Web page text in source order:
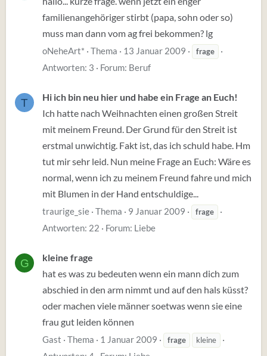
familienangehöriger stirbt (papa, sohn oder so)
muss man dann vom ag frei bekommen? lg
oNeheArt* Thema 13 Januar 2009 frage
Antworten: 3 Forum: Beruf
T
Hi ich bin neu hier und habe ein Frage an Euch!
Ich hatte nach Weihnachten einen großen Streit
mit meinem Freund. Der Grund für den Streit ist
erstmal unwichtig. Fakt ist, das ich schuld habe. Hm
tut mir sehr leid. Nun meine Frage an Euch: Wäre es
normal, wenn ich zu meinem Freund fahre und mich
mit Blumen in der Hand entschuldige...
traurige_sie Thema 9 Januar 2009 frage
Antworten: 22 Forum: Liebe
G
kleine frage
hat es was zu bedeuten wenn ein mann dich zum
abschied in den arm nimmt und auf den hals küsst?
oder machen viele männer soetwas wenn sie eine
frau gut leiden können
Gast Thema 1 Januar 2009 frage kleine